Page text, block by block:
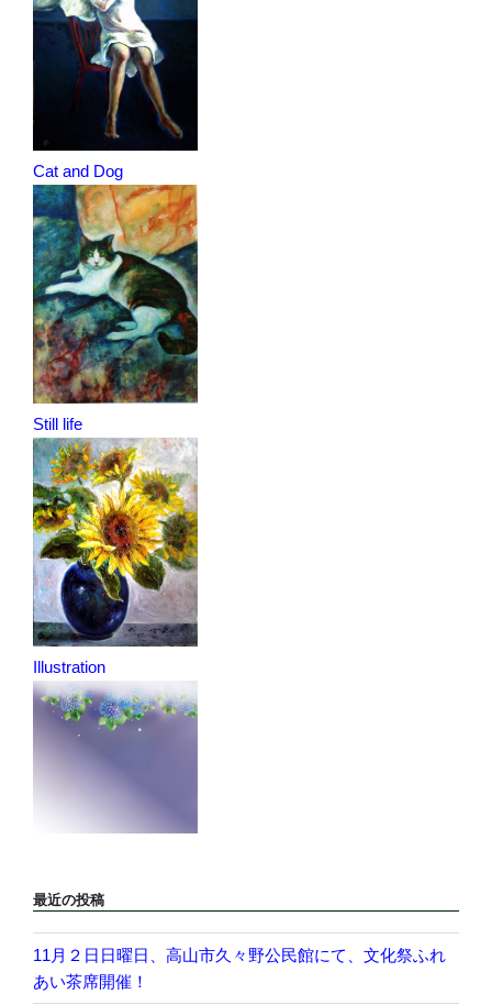
Cat and Dog
Still life
Illustration
最近の投稿
11月２日日曜日、高山市久々野公民館にて、文化祭ふれ
あい茶席開催！